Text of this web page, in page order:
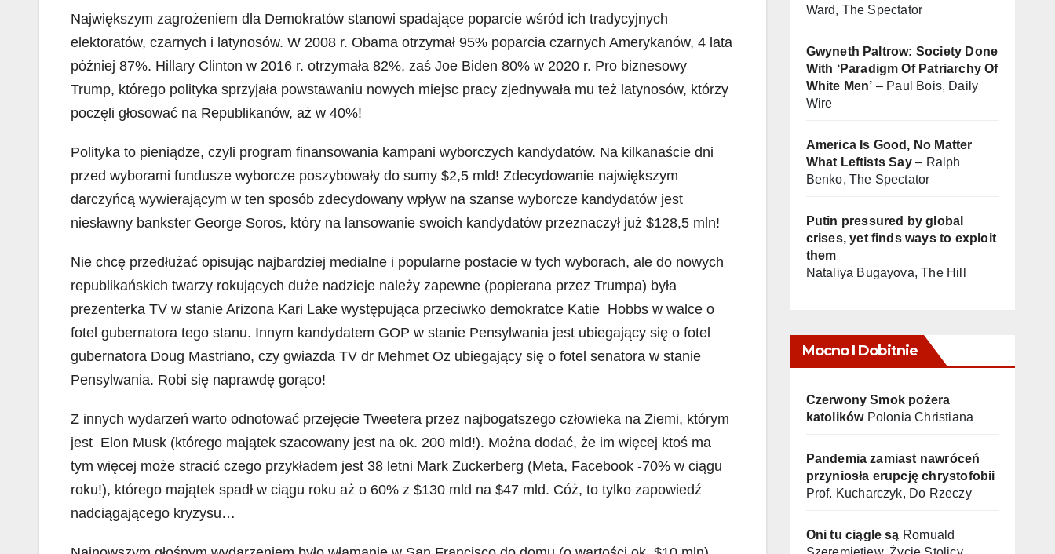
Największym zagrożeniem dla Demokratów stanowi spadające poparcie wśród ich tradycyjnych
elektoratów, czarnych i latynosów. W 2008 r. Obama otrzymał 95% poparcia czarnych Amerykanów, 4 lata
później 87%. Hillary Clinton w 2016 r. otrzymała 82%, zaś Joe Biden 80% w 2020 r. Pro biznesowy
Trump, którego polityka sprzyjała powstawaniu nowych miejsc pracy zjednywała mu też latynosów, którzy
poczęli głosować na Republikanów, aż w 40%!
Polityka to pieniądze, czyli program finansowania kampani wyborczych kandydatów. Na kilkanaście dni
przed wyborami fundusze wyborcze poszybowały do sumy $2,5 mld! Zdecydowanie największym
darczyńcą wywierającym w ten sposób zdecydowany wpływ na szanse wyborcze kandydatów jest
niesławny bankster George Soros, który na lansowanie swoich kandydatów przeznaczył już $128,5 mln!
Nie chcę przedłużać opisując najbardziej medialne i popularne postacie w tych wyborach, ale do nowych
republikańskich twarzy rokujących duże nadzieje należy zapewne (popierana przez Trumpa) była
prezenterka TV w stanie Arizona Kari Lake występująca przeciwko demokratce Katie Hobbs w walce o
fotel gubernatora tego stanu. Innym kandydatem GOP w stanie Pensylwania jest ubiegający się o fotel
gubernatora Doug Mastriano, czy gwiazda TV dr Mehmet Oz ubiegający się o fotel senatora w stanie
Pensylwania. Robi się naprawdę gorąco!
Z innych wydarzeń warto odnotować przejęcie Tweetera przez najbogatszego człowieka na Ziemi, którym
jest Elon Musk (którego majątek szacowany jest na ok. 200 mld!). Można dodać, że im więcej ktoś ma
tym więcej może stracić czego przykładem jest 38 letni Mark Zuckerberg (Meta, Facebook -70% w ciągu
roku!), którego majątek spadł w ciągu roku aż o 60% z $130 mld na $47 mld. Cóż, to tylko zapowiedź
nadciągającego kryzysu…
Ward, The Spectator
Gwyneth Paltrow: Society Done
With ‘Paradigm Of Patriarchy Of
White Men’ – Paul Bois, Daily
Wire
America Is Good, No Matter
What Leftists Say– Ralph
Benko, The Spectator
Putin pressured by global
crises, yet finds ways to exploit
them
Nataliya Bugayova, The Hill
Mocno I Dobitnie
Czerwony Smok pożera
katolikówPolonia Christiana
Pandemia zamiast nawróceń
przyniosła erupcję chrystofobii
Prof. Kucharczyk, Do Rzeczy
Oni tu ciągle są Romuald